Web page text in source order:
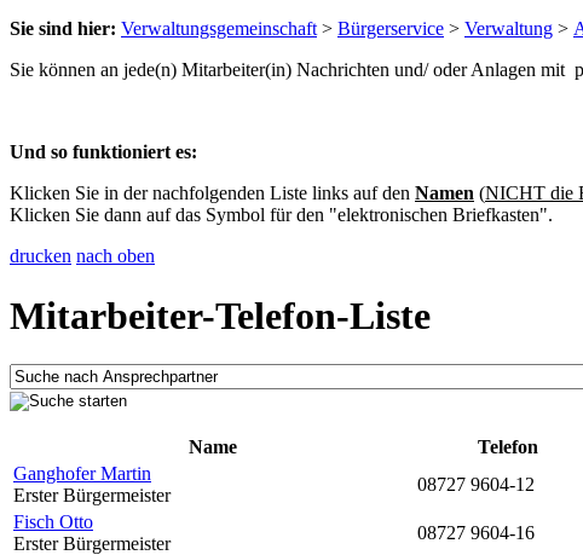
Sie sind hier: Verwaltungsgemeinschaft > Bürgerservice > Verwaltung >
Sie können an jede(n) Mitarbeiter(in) Nachrichten und/ oder Anlagen mit
Und so funktioniert es:
Klicken Sie in der nachfolgenden Liste links auf den Namen (NICHT die
Klicken Sie dann auf das Symbol für den "elektronischen Briefkasten".
drucken nach oben
Mitarbeiter-Telefon-Liste
Name
Telefon
Ganghofer Martin
Erster Bürgermeister
08727 9604-12
Fisch Otto
Erster Bürgermeister
08727 9604-16